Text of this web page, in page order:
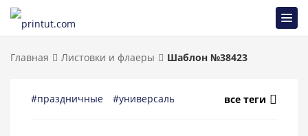
Главная Листовки и флаеры Шаблон №38423
#праздничные #универсальные #минимализм
все теги